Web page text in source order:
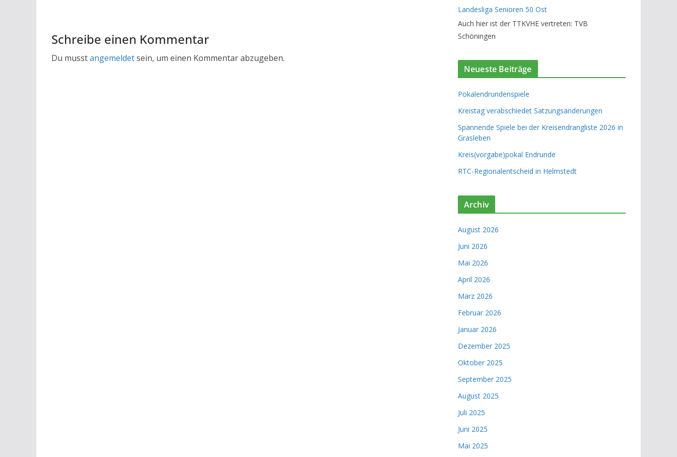
Schreibe einen Kommentar
Du musstangemeldetsein, um einen Kommentar abzugeben.
Landesliga Senioren 50 Ost
Auch hier ist der TTKVHE vertreten: TVB
Schöningen
Neueste Beiträge
Pokalendrundenspiele
Kreistag verabschiedet Satzungsänderungen
Spannende Spiele bei der Kreisendrangliste 2026 in
Grasleben
Kreis(vorgabe)pokal Endrunde
RTC-Regionalentscheid in Helmstedt
Archiv
August 2026
Juni 2026
Mai 2026
April 2026
März 2026
Februar 2026
Januar 2026
Dezember 2025
Oktober 2025
September 2025
August 2025
Juli 2025
Juni 2025
Mai 2025